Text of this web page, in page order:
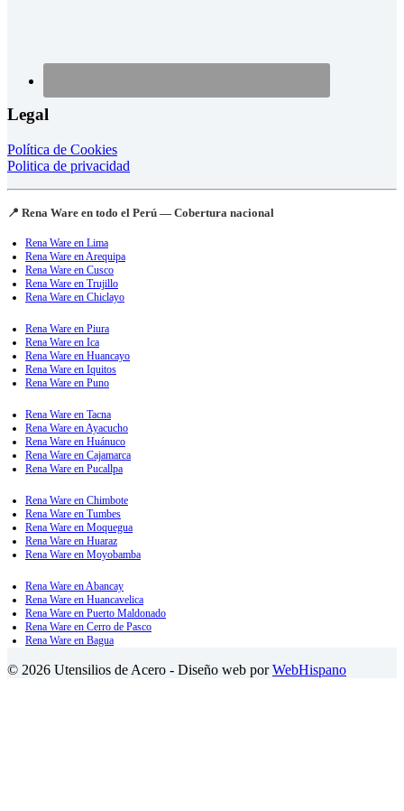
Legal
Política de Cookies
Politica de privacidad
📍 Rena Ware en todo el Perú — Cobertura nacional
Rena Ware en Lima
Rena Ware en Arequipa
Rena Ware en Cusco
Rena Ware en Trujillo
Rena Ware en Chiclayo
Rena Ware en Piura
Rena Ware en Ica
Rena Ware en Huancayo
Rena Ware en Iquitos
Rena Ware en Puno
Rena Ware en Tacna
Rena Ware en Ayacucho
Rena Ware en Huánuco
Rena Ware en Cajamarca
Rena Ware en Pucallpa
Rena Ware en Chimbote
Rena Ware en Tumbes
Rena Ware en Moquegua
Rena Ware en Huaraz
Rena Ware en Moyobamba
Rena Ware en Abancay
Rena Ware en Huancavelica
Rena Ware en Puerto Maldonado
Rena Ware en Cerro de Pasco
Rena Ware en Bagua
© 2026 Utensilios de Acero - Diseño web porWebHispano